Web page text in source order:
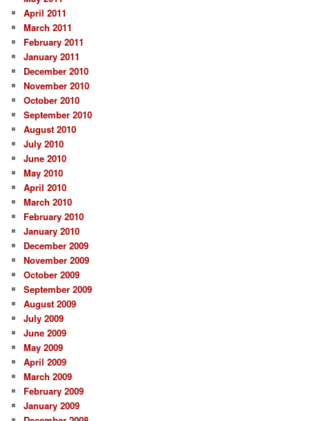
April 2011
March 2011
February 2011
January 2011
December 2010
November 2010
October 2010
September 2010
August 2010
July 2010
June 2010
May 2010
April 2010
March 2010
February 2010
January 2010
December 2009
November 2009
October 2009
September 2009
August 2009
July 2009
June 2009
May 2009
April 2009
March 2009
February 2009
January 2009